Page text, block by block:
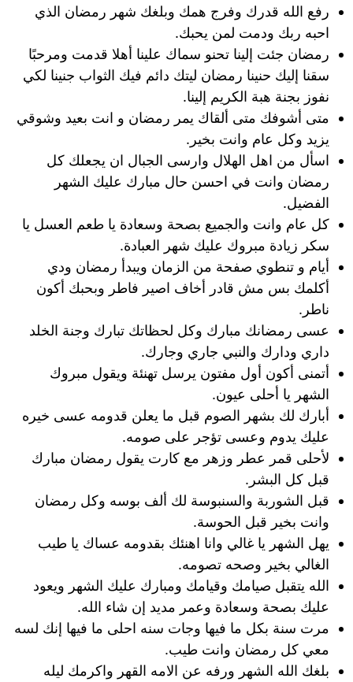
رفع الله قدرك وفرج همك وبلغك شهر رمضان الذي
احبه ربك ودمت لمن يحبك.
رمضان جئت إلينا تحنو سماك علينا أهلا قدمت ومرحبًا
سقنا إليك حنينا رمضان ليتك دائم فيك الثواب جنينا لكي
نفوز بجنة هبة الكريم إلينا.
متى أشوفك متى ألقاك يمر رمضان و انت بعيد وشوقي
يزيد وكل عام وانت بخير.
اسأل من اهل الهلال وارسى الجبال ان يجعلك كل
رمضان وانت في احسن حال مبارك عليك الشهر
الفضيل.
كل عام وانت والجميع بصحة وسعادة يا طعم العسل يا
سكر زيادة مبروك عليك شهر العبادة.
أيام و تنطوي صفحة من الزمان ويبدأ رمضان ودي
أكلمك بس مش قادر أخاف اصير فاطر وبحبك أكون
ناطر.
عسى رمضانك مبارك وكل لحظاتك تبارك وجنة الخلد
داري ودارك والنبي جاري وجارك.
أتمنى أكون أول مفتون يرسل تهنئة ويقول مبروك
الشهر يا أحلى عيون.
أبارك لك بشهر الصوم قبل ما يعلن قدومه عسى خيره
عليك يدوم وعسى تؤجر على صومه.
لأحلى قمر عطر وزهر مع كارت يقول رمضان مبارك
قبل كل البشر.
قبل الشوربة والسنبوسة لك ألف بوسه وكل رمضان
وانت بخير قبل الحوسة.
يهل الشهر يا غالي وانا اهنئك بقدومه عساك يا طيب
الغالي بخير وصحه تصومه.
الله يتقبل صيامك وقيامك ومبارك عليك الشهر ويعود
عليك بصحة وسعادة وعمر مديد إن شاء الله.
مرت سنة بكل ما فيها وجات سنه احلى ما فيها إنك لسه
معي كل رمضان وانت طيب.
بلغك الله الشهر ورفه عن الامه القهر واكرمك ليله